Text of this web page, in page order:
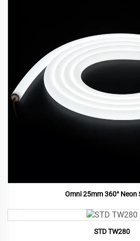
Omni 25mm 360° Neon
STD TW280